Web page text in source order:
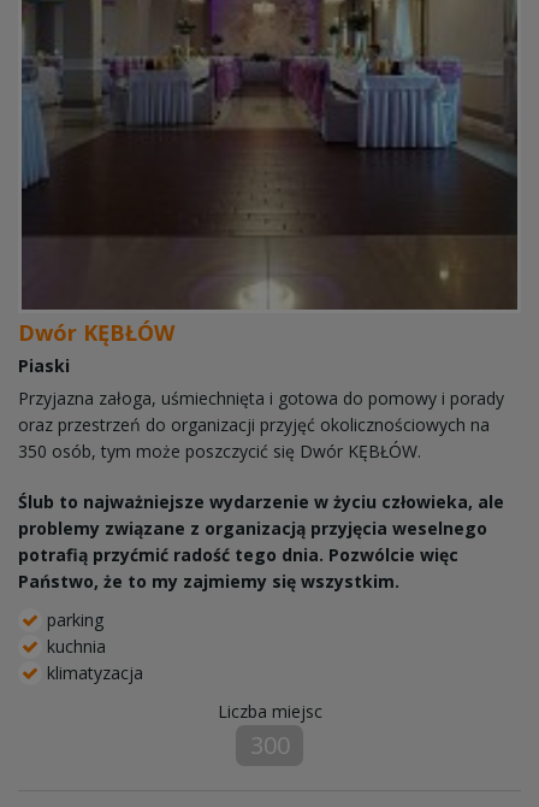
Dwór KĘBŁÓW
Piaski
Przyjazna załoga, uśmiechnięta i gotowa do pomowy i porady
oraz przestrzeń do organizacji przyjęć okolicznościowych na
350 osób, tym może poszczycić się Dwór KĘBŁÓW.
Ślub to najważniejsze wydarzenie w życiu człowieka, ale
problemy związane z organizacją przyjęcia weselnego
potrafią przyćmić radość tego dnia. Pozwólcie więc
Państwo, że to my zajmiemy się wszystkim.
parking
kuchnia
klimatyzacja
Liczba miejsc
300